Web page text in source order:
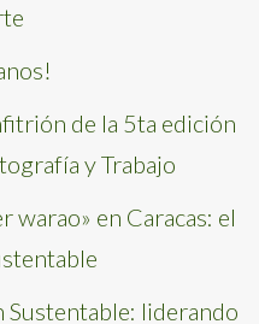
de la 5ta edición
y Trabajo
warao» en Caracas: el
Sustentable: liderando